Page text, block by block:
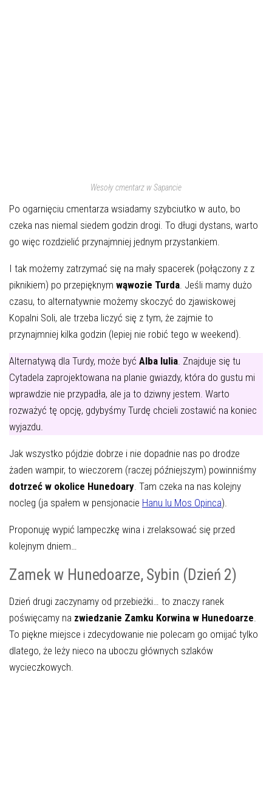
Wesoły cmentarz w Sapancie
Po ogarnięciu cmentarza wsiadamy szybciutko w auto, bo
czeka nas niemal siedem godzin drogi. To długi dystans, warto
go więc rozdzielić przynajmniej jednym przystankiem.
I tak możemy zatrzymać się na mały spacerek (połączony z z
piknikiem) po przepięknym wąwozie Turda . Jeśli mamy dużo
czasu, to alternatywnie możemy skoczyć do zjawiskowej
Kopalni Soli, ale trzeba liczyć się z tym, że zajmie to
przynajmniej kilka godzin (lepiej nie robić tego w weekend).
Alternatywą dla Turdy, może być Alba Iulia . Znajduje się tu
Cytadela zaprojektowana na planie gwiazdy, która do gustu mi
wprawdzie nie przypadła, ale ja to dziwny jestem. Warto
rozważyć tę opcję, gdybyśmy Turdę chcieli zostawić na koniec
wyjazdu.
Jak wszystko pójdzie dobrze i nie dopadnie nas po drodze
żaden wampir, to wieczorem (raczej późniejszym) powinniśmy
dotrzeć w okolice Hunedoary . Tam czeka na nas kolejny
nocleg (ja spałem w pensjonacie Hanu lu Mos Opinca).
Proponuję wypić lampeczkę wina i zrelaksować się przed
kolejnym dniem…
Zamek w Hunedoarze, Sybin (Dzień 2)
Dzień drugi zaczynamy od przebieżki… to znaczy ranek
poświęcamy na zwiedzanie Zamku Korwina w Hunedoarze
To piękne miejsce i zdecydowanie nie polecam go omijać tylko
dlatego, że leży nieco na uboczu głównych szlaków
wycieczkowych.